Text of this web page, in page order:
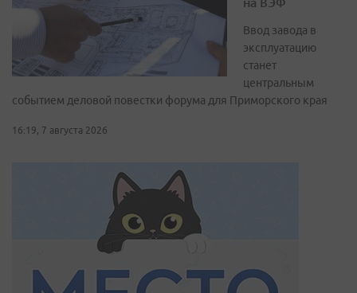
Ввод завода в
эксплуатацию
станет
центральным
событием деловой повестки форума для Приморского края
16:19, 7 августа 2026